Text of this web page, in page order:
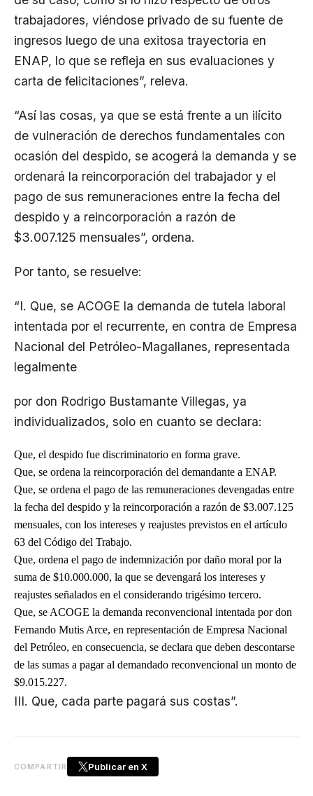
trabajadores, viéndose privado de su fuente de
ingresos luego de una exitosa trayectoria en
ENAP, lo que se refleja en sus evaluaciones y
carta de felicitaciones”, releva.
“Así las cosas, ya que se está frente a un ilícito
de vulneración de derechos fundamentales con
ocasión del despido, se acogerá la demanda y se
ordenará la reincorporación del trabajador y el
pago de sus remuneraciones entre la fecha del
despido y a reincorporación a razón de
$3.007.125 mensuales”, ordena.
Por tanto, se resuelve:
“I. Que, se ACOGE la demanda de tutela laboral
intentada por el recurrente, en contra de Empresa
Nacional del Petróleo-Magallanes, representada
legalmente
por don Rodrigo Bustamante Villegas, ya
individualizados, solo en cuanto se declara:
Que, el despido fue discriminatorio en forma grave.
Que, se ordena la reincorporación del demandante a ENAP.
Que, se ordena el pago de las remuneraciones devengadas entre
la fecha del despido y la reincorporación a razón de $3.007.125
mensuales, con los intereses y reajustes previstos en el artículo
63 del Código del Trabajo.
Que, ordena el pago de indemnización por daño moral por la
suma de $10.000.000, la que se devengará los intereses y
reajustes señalados en el considerando trigésimo tercero.
Que, se ACOGE la demanda reconvencional intentada por don
Fernando Mutis Arce, en representación de Empresa Nacional
del Petróleo, en consecuencia, se declara que deben descontarse
de las sumas a pagar al demandado reconvencional un monto de
$9.015.227.
III. Que, cada parte pagará sus costas”.
COMPARTIR Publicar en X